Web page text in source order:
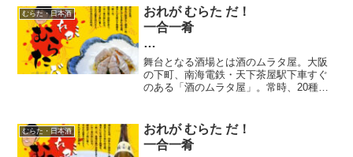
凝縮されたお米の旨味が一瞬にして口に
広がる。どの温度でもおいしく呑めるお
酒です。
むらた・日本酒
おれが むらた だ！
一合一肴
六献目
酒 / 北島 燗ガエル 生酛純米 肴 /
子持ちシャコと胡瓜の酢の物
舞台となる酒場とは酒のムラタ屋。大阪
の下町、南海電鉄・天下茶屋駅下車すぐ
のある「酒のムラタ屋」。常時、20種類
屋」を楽しむ。酒 / 北島 燗ガエル 生酛
純米 にごり酒（滋賀県）肴 / 子持ちシャ
コと胡瓜の酢の物。
むらた・日本酒
おれが むらた だ！
一合一肴